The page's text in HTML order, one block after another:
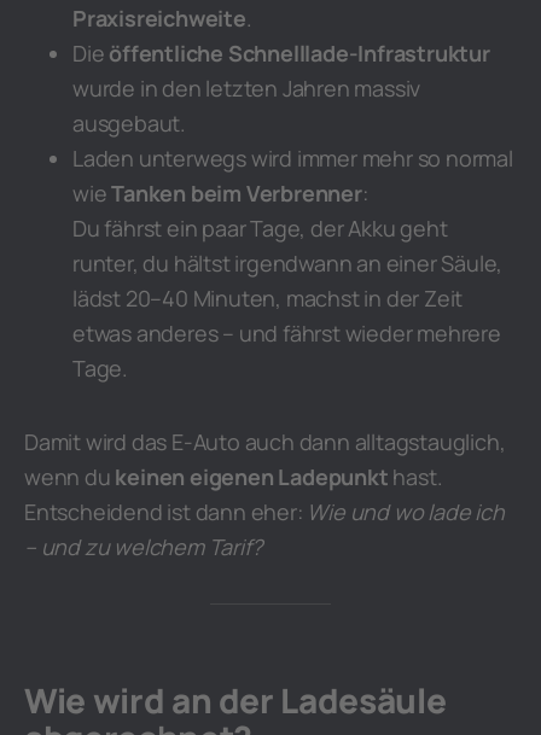
Praxisreichweite.
Die öffentliche Schnelllade-Infrastruktur
wurde in den letzten Jahren massiv
ausgebaut.
Laden unterwegs wird immer mehr so normal
wieTanken beim Verbrenner:
Du fährst ein paar Tage, der Akku geht
runter, du hältst irgendwann an einer Säule,
lädst 20–40 Minuten, machst in der Zeit
etwas anderes – und fährst wieder mehrere
Tage.
Damit wird das E-Auto auch dann alltagstauglich,
wenn du keinen eigenen Ladepunkt hast.
Entscheidend ist dann eher: Wie und wo lade ich
– und zu welchem Tarif?
Wie wird an der Ladesäule